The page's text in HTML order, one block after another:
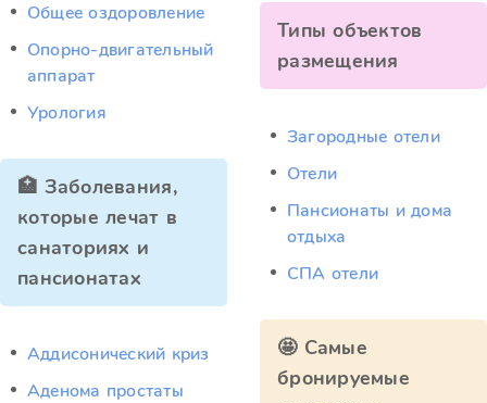
Общее оздоровление
Опорно-двигательный
аппарат
Урология
🏥 Заболевания,
которые лечат в
санаториях и
пансионатах
Аддисонический криз
Аденома простаты
Типы объектов
размещения
Загородные отели
Отели
Пансионаты и дома
отдыха
СПА отели
🤩 Самые
бронируемые